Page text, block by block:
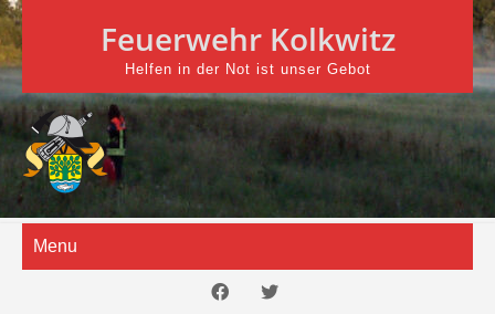
Skip
to
content
Feuerwehr Kolkwitz
Helfen in der Not ist unser Gebot
Menu